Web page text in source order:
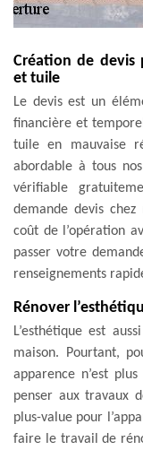
Création de
et tuile
Le devis est un
financière et
tuile en mauvaise
abordable à tous
vérifiable
demande devis
coût de l’opération
passer votre
renseignements
Rénover
L’esthétique est
maison. Pourtant,
apparence n’est
penser aux travaux
plus-value pour
faire le travail de